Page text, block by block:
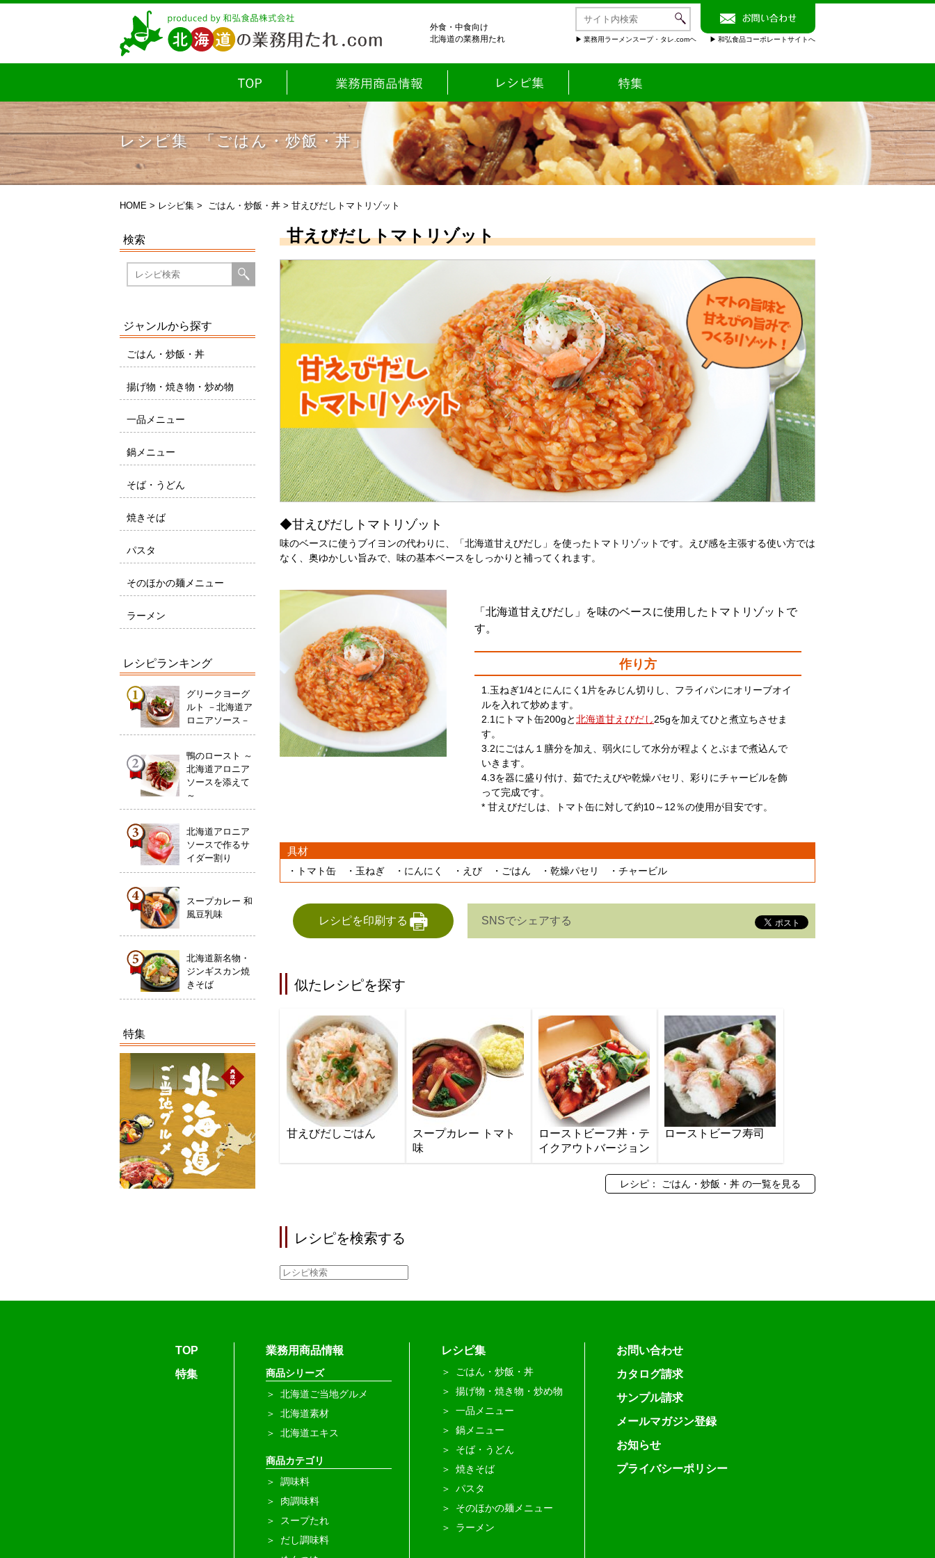
外食・中食向け
北海道の業務用たれ
業務用ラーメンスープ・タレ.comヘ 和弘食品コーポレートサイトへ
レシピ集 「ごはん・炒飯・丼」
HOME > レシピ集 > ごはん・炒飯・丼 > 甘えびだしトマトリゾット
甘えびだしトマトリゾット
◆甘えびだしトマトリゾット
味のベースに使うブイヨンの代わりに、「北海道甘えびだし」を使ったトマトリゾットです。えび感を主張する使い方では
なく、奥ゆかしい旨みで、味の基本ベースをしっかりと補ってくれます。
「北海道甘えびだし」を味のベースに使用したトマトリゾットで
す。
作り方
1.玉ねぎ1/4とにんにく1片をみじん切りし、フライパンにオリーブオイ
ルを入れて炒めます。
2.1にトマト缶200gと北海道甘えびだし25gを加えてひと煮立ちさせま
す。
3.2にごはん１膳分を加え、弱火にして水分が程よくとぶまで煮込んで
いきます。
4.3を器に盛り付け、茹でたえびや乾燥パセリ、彩りにチャービルを飾
って完成です。
* 甘えびだしは、トマト缶に対して約10～12％の使用が目安です。
具材
・トマト缶 ・玉ねぎ ・にんにく ・えび ・ごはん ・乾燥パセリ ・チャービル
レシピを印刷する SNSでシェアする
似たレシピを探す
甘えびだしごはん
スープカレー トマト
味
ローストビーフ丼・テ
イクアウトバージョン
ローストビーフ寿司
レシピ： ごはん・炒飯・丼 の一覧を見る
レシピを検索する
検索
ジャンルから探す
ごはん・炒飯・丼
揚げ物・焼き物・炒め物
一品メニュー
鍋メニュー
そば・うどん
焼きそば
パスタ
そのほかの麺メニュー
ラーメン
レシピランキング
グリークヨーグ
ルト －北海道ア
ロニアソース－
鴨のロースト ～
北海道アロニア
ソースを添えて
～
北海道アロニア
ソースで作るサ
イダー割り
スープカレー 和
風豆乳味
北海道新名物・
ジンギスカン焼
きそば
特集
TOP
特集
業務用商品情報
商品シリーズ
北海道ご当地グルメ
北海道素材
北海道エキス
商品カテゴリ
調味料
肉調味料
スープたれ
だし調味料
レシピ集
ごはん・炒飯・丼
揚げ物・焼き物・炒め物
一品メニュー
鍋メニュー
そば・うどん
焼きそば
パスタ
そのほかの麺メニュー
ラーメン
お問い合わせ
カタログ請求
サンプル請求
メールマガジン登録
お知らせ
プライバシーポリシー